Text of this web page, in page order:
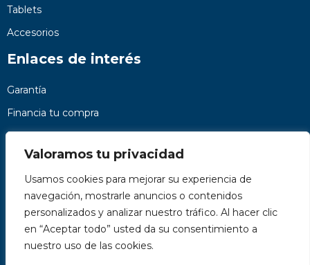
Valoramos tu privacidad
Usamos cookies para mejorar su experiencia de
navegación, mostrarle anuncios o contenidos
personalizados y analizar nuestro tráfico. Al hacer clic
en “Aceptar todo” usted da su consentimiento a
nuestro uso de las cookies.
Tablets
Accesorios
Enlaces de interés
Garantía
Financia tu compra
Preguntas frecuentes
Nosotros
Contacto
Páginas legales
Kit Digital